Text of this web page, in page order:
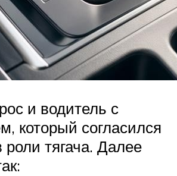
и водитель с
который согласился
роли тягача. Далее